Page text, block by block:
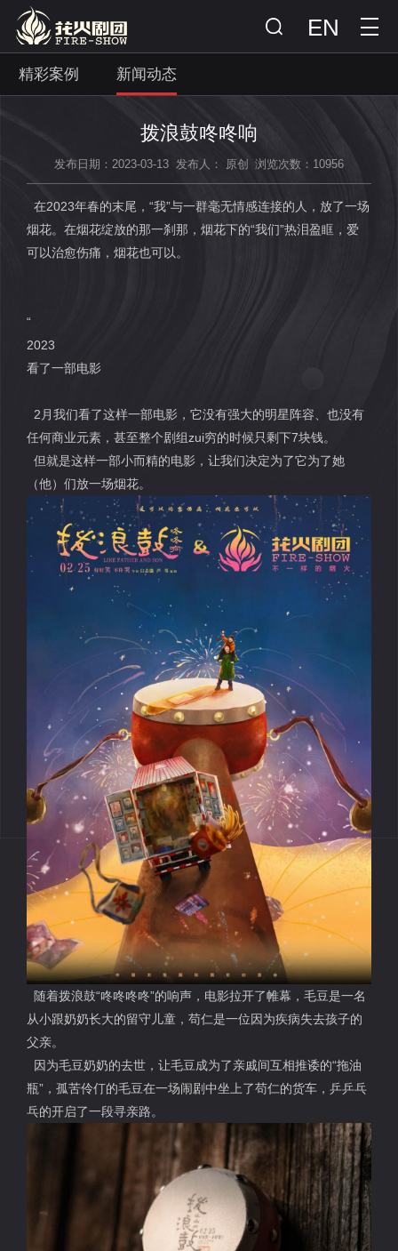
EN
精彩案例 新闻动态
拨浪鼓咚咚响
发布日期：2023-03-13 发布人： 原创 浏览次数：10956
在2023年春的末尾，“我”与一群毫无情感连接的人，放了一场
烟花。在烟花绽放的那一刹那，烟花下的“我们”热泪盈眶，爱
可以治愈伤痛，烟花也可以。
“
2023
看了一部电影
2月我们看了这样一部电影，它没有强大的明星阵容、也没有
任何商业元素，甚至整个剧组zui穷的时候只剩下7块钱。
但就是这样一部小而精的电影，让我们决定为了它为了她
（他）们放一场烟花。
随着拨浪鼓“咚咚咚咚”的响声，电影拉开了帷幕，毛豆是一名
从小跟奶奶长大的留守儿童，苟仁是一位因为疾病失去孩子的
父亲。
因为毛豆奶奶的去世，让毛豆成为了亲戚间互相推诿的“拖油
瓶”，孤苦伶仃的毛豆在一场闹剧中坐上了苟仁的货车，乒乒乓
乓的开启了一段寻亲路。